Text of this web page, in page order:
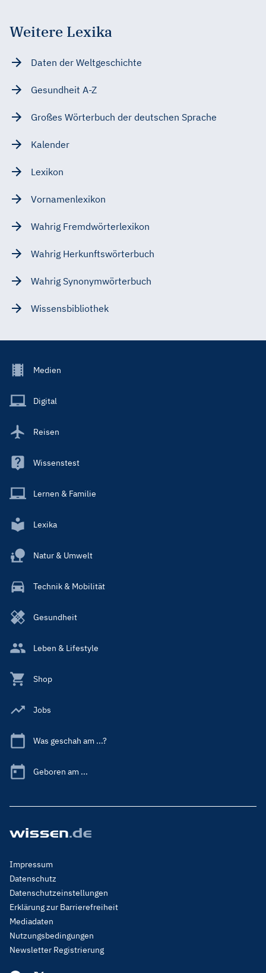
Weitere Lexika
Daten der Weltgeschichte
Gesundheit A-Z
Großes Wörterbuch der deutschen Sprache
Kalender
Lexikon
Vornamenlexikon
Wahrig Fremdwörterlexikon
Wahrig Herkunftswörterbuch
Wahrig Synonymwörterbuch
Wissensbibliothek
Footer
Main
Medien
Digital
Reisen
Wissenstest
Lernen & Familie
Lexika
Natur & Umwelt
Technik & Mobilität
Gesundheit
Leben & Lifestyle
Shop
Jobs
Was geschah am ...?
Geboren am ...
Footer
Menu
Legal
Impressum
Datenschutz
Datenschutzeinstellungen
Erklärung zur Barrierefreiheit
Mediadaten
Nutzungsbedingungen
Newsletter Registrierung